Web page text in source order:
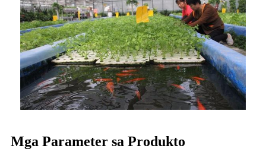
Mga Parameter sa Produkto